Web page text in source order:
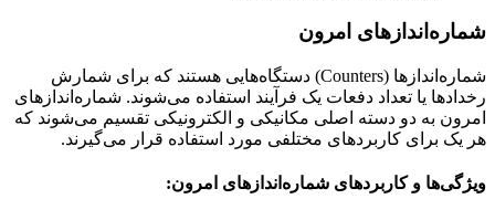
شماره‌اندازهای امرون
شماره‌اندازها (Counters) دستگاه‌هایی هستند که برای شمارش
رخدادها یا تعداد دفعات یک فرآیند استفاده می‌شوند. شماره‌اندازهای
امرون به دو دسته اصلی مکانیکی و الکترونیکی تقسیم می‌شوند که
هر یک برای کاربردهای مختلفی مورد استفاده قرار می‌گیرند.
ویژگی‌ها و کاربردهای شماره‌اندازهای امرون: